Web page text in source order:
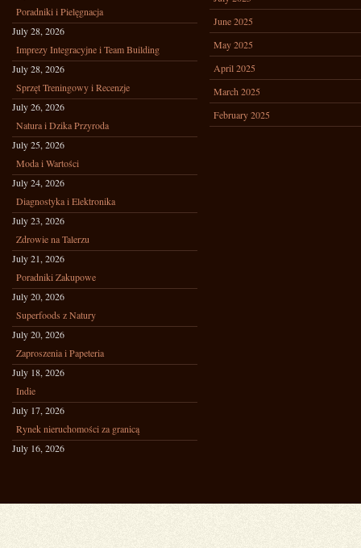
Poradniki i Pielęgnacja
July 28, 2026
Imprezy Integracyjne i Team Building
July 28, 2026
Sprzęt Treningowy i Recenzje
July 26, 2026
Natura i Dzika Przyroda
July 25, 2026
Moda i Wartości
July 24, 2026
Diagnostyka i Elektronika
July 23, 2026
Zdrowie na Talerzu
July 21, 2026
Poradniki Zakupowe
July 20, 2026
Superfoods z Natury
July 20, 2026
Zaproszenia i Papeteria
July 18, 2026
Indie
July 17, 2026
Rynek nieruchomości za granicą
July 16, 2026
June 2025
May 2025
April 2025
March 2025
February 2025